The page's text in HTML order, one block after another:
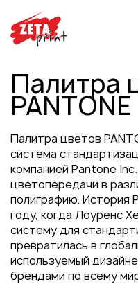
Палитра
PANTONE
Палитра цветов
система
компанией Pantone
цветопередачи в
полиграфию. История
году, когда Лоуренс
систему для
превратилась в
используемый
брендами по всему